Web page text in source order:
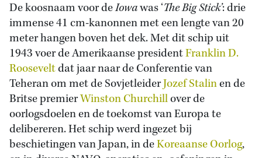
De koosnaam voor deIowawas ‘The Big Stick’: drie
immense 41 cm-kanonnen met een lengte van 20
meter hangen boven het dek. Met dit schip uit
1943 voer de Amerikaanse presidentFranklin D.
Rooseveltdat jaar naar de Conferentie van
Teheran om met de SovjetleiderJozef Stalinen de
Britse premierWinston Churchillover de
oorlogsdoelen en de toekomst van Europa te
delibereren. Het schip werd ingezet bij
beschietingen van Japan, in deKoreaanse Oorlog,